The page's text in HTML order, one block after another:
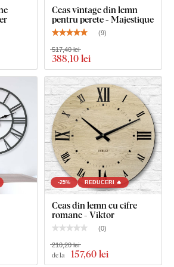
tehnologie laserdin placă de
cu densitate mare
lemn și a rășinii sub presiune.
3 mm),stabil ca formă și cu
rezistenței, putem tăia șidetalii
Ceas vintage din lemn
pentru perete - Majestique
(9)
388,10 lei
517,40 lei
-25% REDUCERI 🔥
Ceas din lemn cu cifre
romane - Viktor
(0)
de la 157,60 lei
210,20 lei